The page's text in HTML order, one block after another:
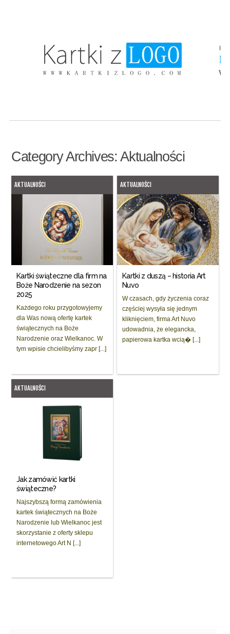
Category Archives:Aktualności
AKTUALNOŚCI
Kartki świąteczne dla firm na
Boże Narodzenie na sezon
2025
Każdego roku przygotowyjemy
dla Was nową ofertę kartek
świątecznych na Boże
Narodzenie oraz Wielkanoc. W
tym wpisie chcielibyśmy zapr [...]
AKTUALNOŚCI
Kartki z duszą – historia Art
Nuvo
W czasach, gdy życzenia coraz
częściej wysyła się jednym
kliknięciem, firma Art Nuvo
udowadnia, że elegancka,
papierowa kartka wcią� [...]
AKTUALNOŚCI
Jak zamówić kartki
świąteczne?
Najszybszą formą zamówienia
kartek świątecznych na Boże
Narodzenie lub Wielkanoc jest
skorzystanie z oferty sklepu
internetowego Art N [...]